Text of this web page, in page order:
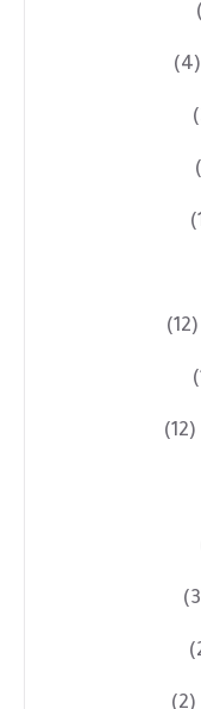
(4)
(12)
(12)
(2)